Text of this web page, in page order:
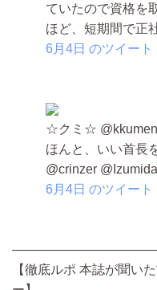
ていたので資格を
ほど、短期間で正
6月4日 のツイート
☆クミ☆
ほんと、いい首長
@crinzer
6月4日 のツイート
【徹底ルポ 本誌が聞い